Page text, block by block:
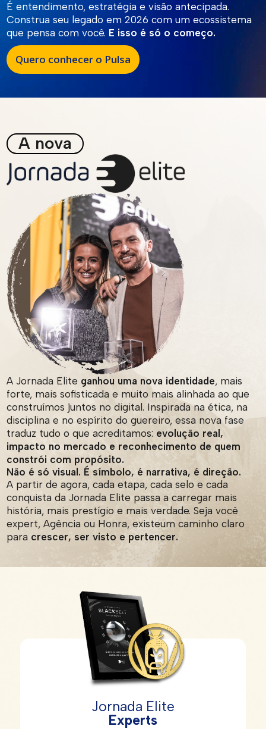
É entendimento, estratégia e visão antecipada.
Construa seu legado em 2026 com um ecossistema
que pensa com você. E isso é só o começo.
Quero conhecer o Pulsa
A nova
A Jornada Elite ganhou uma nova identidade, mais
forte, mais sofisticada e muito mais alinhada ao que
construímos juntos no digital. Inspirada na ética, na
disciplina e no espírito do guereiro, essa nova fase
traduz tudo o que acreditamos: evolução real,
impacto no mercado e reconhecimento de quem
constrói com propósito.
Não é só visual. É símbolo, é narrativa, é direção.
A partir de agora, cada etapa, cada selo e cada
conquista da Jornada Elite passa a carregar mais
história, mais prestígio e mais verdade. Seja você
expert, Agência ou Honra, existeum caminho claro
para crescer, ser visto e pertencer.
Jornada Elite
Experts